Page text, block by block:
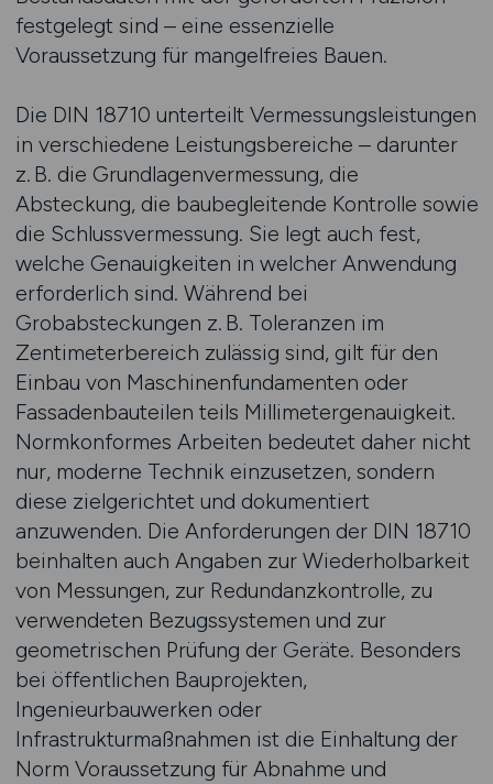
festgelegt sind – eine essenzielle
Voraussetzung für mangelfreies Bauen.
Die DIN 18710 unterteilt Vermessungsleistungen
in verschiedene Leistungsbereiche – darunter
z. B. die Grundlagenvermessung, die
Absteckung, die baubegleitende Kontrolle sowie
die Schlussvermessung. Sie legt auch fest,
welche Genauigkeiten in welcher Anwendung
erforderlich sind. Während bei
Grobabsteckungen z. B. Toleranzen im
Zentimeterbereich zulässig sind, gilt für den
Einbau von Maschinenfundamenten oder
Fassadenbauteilen teils Millimetergenauigkeit.
Normkonformes Arbeiten bedeutet daher nicht
nur, moderne Technik einzusetzen, sondern
diese zielgerichtet und dokumentiert
anzuwenden. Die Anforderungen der DIN 18710
beinhalten auch Angaben zur Wiederholbarkeit
von Messungen, zur Redundanzkontrolle, zu
verwendeten Bezugssystemen und zur
geometrischen Prüfung der Geräte. Besonders
bei öffentlichen Bauprojekten,
Ingenieurbauwerken oder
Infrastrukturmaßnahmen ist die Einhaltung der
Norm Voraussetzung für Abnahme und